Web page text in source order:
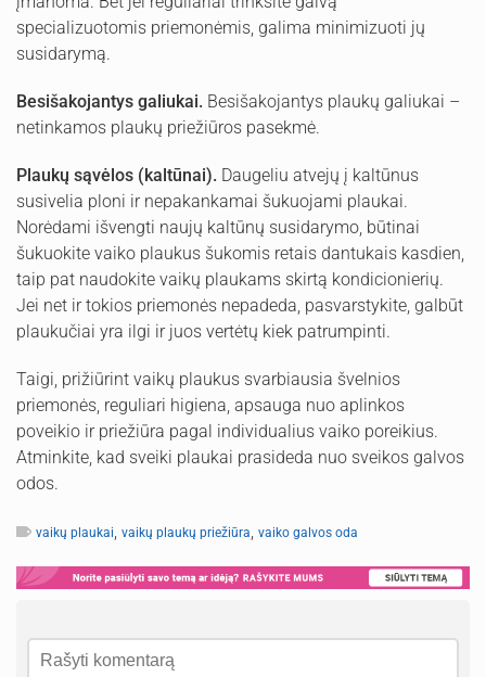
specializuotomis priemonėmis, galima minimizuoti jų
susidarymą.
Besišakojantys galiukai. Besišakojantys plaukų galiukai –
netinkamos plaukų priežiūros pasekmė.
Plaukų sąvėlos (kaltūnai). Daugeliu atvejų į kaltūnus
susivelia ploni ir nepakankamai šukuojami plaukai.
Norėdami išvengti naujų kaltūnų susidarymo, būtinai
šukuokite vaiko plaukus šukomis retais dantukais kasdien,
taip pat naudokite vaikų plaukams skirtą kondicionierių.
Jei net ir tokios priemonės nepadeda, pasvarstykite, galbūt
plaukučiai yra ilgi ir juos vertėtų kiek patrumpinti.
Taigi, prižiūrint vaikų plaukus svarbiausia švelnios
priemonės, reguliari higiena, apsauga nuo aplinkos
poveikio ir priežiūra pagal individualius vaiko poreikius.
Atminkite, kad sveiki plaukai prasideda nuo sveikos galvos
odos.
vaikų plaukai vaikų plaukų priežiūra vaiko galvos oda